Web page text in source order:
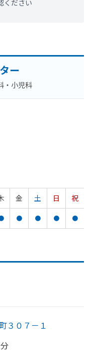
ください
ー
・小児科
金 土 日
祝
● ● ● ●
３０７－１